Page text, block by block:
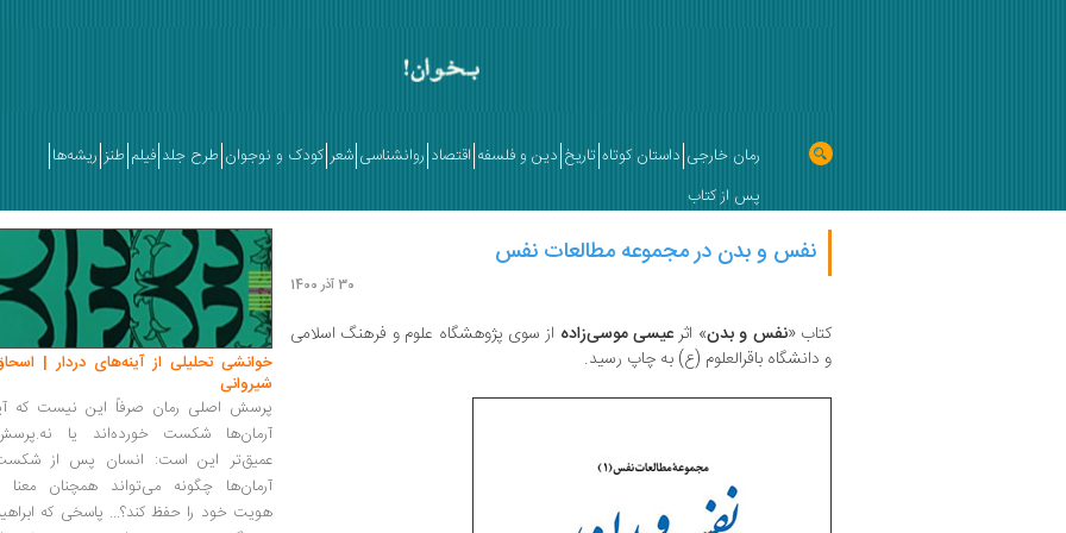
رمان خارجی داستان کوتاه تاریخ دین و فلسفه اقتصاد روانشناسی شعر کودک و نوجوان طرح جلد فیلم طنز ریشه‌ها
پس از کتاب
نفس و بدن در مجموعه مطالعات نفس
30 آذر 1400
کتاب «نفس و بدن» اثرعیسی موسی‌زاده از سوی پژوهشگاه علوم و فرهنگ اسلامی
و دانشگاه باقرالعلوم (ع) به چاپ رسید.
خوانشی تحلیلی از آینه‌های دردار |
شیروانی
پرسش اصلی رمان صرفاً این نیست که
آرمان‌ها شکست خورده‌اند یا
عمیق‌تر این است: انسان پس از
آرمان‌ها چگونه می‌تواند همچنان معنا
هویت خود را حفظ کند؟... پاسخی که